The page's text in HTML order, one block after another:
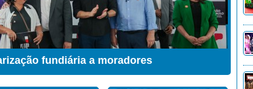
fundiária a moradores
Sensorial